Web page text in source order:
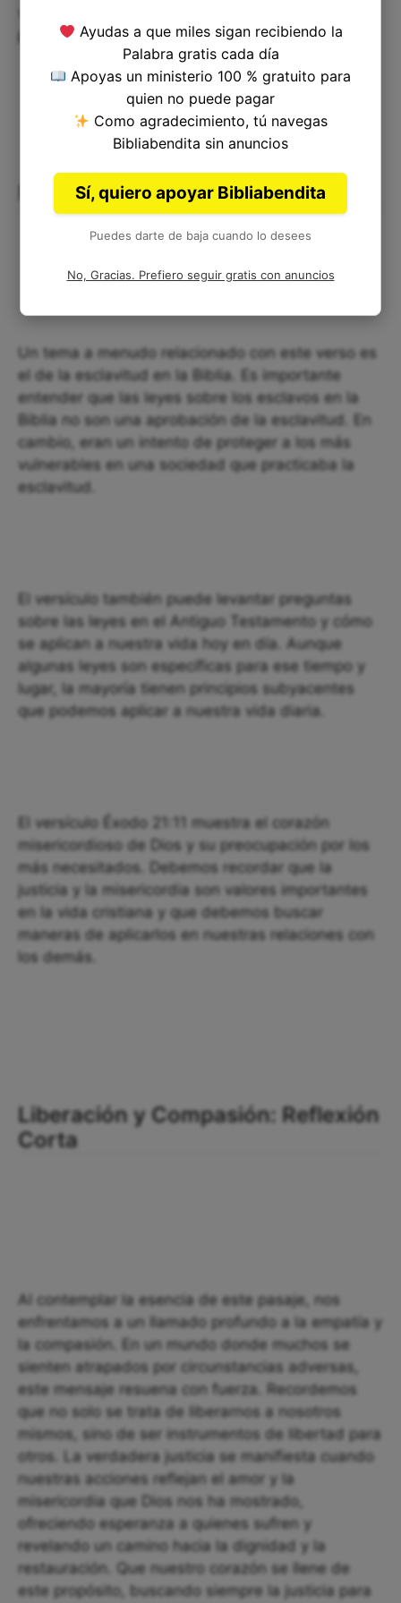
proteger nuestros derechos y los de los demás.
Resolviendo dudas
Un tema a menudo relacionado con este verso es
el de la esclavitud en la Biblia. Es importante
entender que las leyes sobre los esclavos en la
Biblia no son una aprobación de la esclavitud. En
cambio, eran un intento de proteger a los más
vulnerables en una sociedad que practicaba la
esclavitud.
El versículo también puede levantar preguntas
sobre las leyes en el Antiguo Testamento y cómo
se aplican a nuestra vida hoy en día. Aunque
algunas leyes son específicas para ese tiempo y
lugar, la mayoría tienen principios subyacentes
que podemos aplicar a nuestra vida diaria.
El versículo Éxodo 21:11 muestra el corazón
misericordioso de Dios y su preocupación por los
más necesitados. Debemos recordar que la
justicia y la misericordia son valores importantes
en la vida cristiana y que debemos buscar
maneras de aplicarlos en nuestras relaciones con
los demás.
Liberación y Compasión: Reflexión
Corta
Al contemplar la esencia de este pasaje, nos
enfrentamos a un llamado profundo a la empatía y
la compasión. En un mundo donde muchos se
sienten atrapados por circunstancias adversas,
este mensaje resuena con fuerza. Recordemos
que no solo se trata de liberarnos a nosotros
mismos, sino de ser instrumentos de libertad para
otros. La verdadera justicia se manifiesta cuando
nuestras acciones reflejan el amor y la
misericordia que Dios nos ha mostrado,
ofreciendo esperanza a quienes sufren y
revelando un camino hacia la dignidad y la
restauración. Que nuestro corazón se llene de
este propósito, buscando siempre la justicia para
Ayudas a que miles sigan recibiendo la
Palabra gratis cada día
Apoyas un ministerio 100 % gratuito para
quien no puede pagar
Como agradecimiento, tú navegas
Bibliabendita sin anuncios
Sí, quiero apoyar Bibliabendita
Puedes darte de baja cuando lo desees
No, Gracias. Prefiero seguir gratis con anuncios